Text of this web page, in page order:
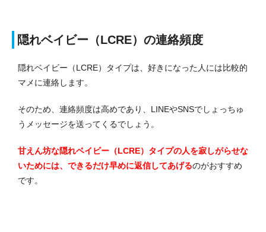
隠れベイビー（LCRE）の連絡頻度
隠れベイビー（LCRE）タイプは、好きになった人には比較的
マメに連絡します。
そのため、連絡頻度は高めであり、LINEやSNSでしょっちゅ
うメッセージを送ってくるでしょう。
甘えん坊な隠れベイビー（LCRE）タイプの人を寂しがらせな
いためには、できるだけ早めに返信してあげるのがおすすめ
です。